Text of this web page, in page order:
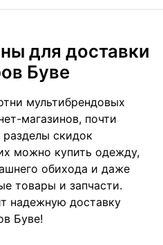
для доставки
Буве
мультибрендовых
магазинов, почти
скидок
можно купить одежду,
обихода и даже
товары и запчасти.
надежную доставку
Буве!